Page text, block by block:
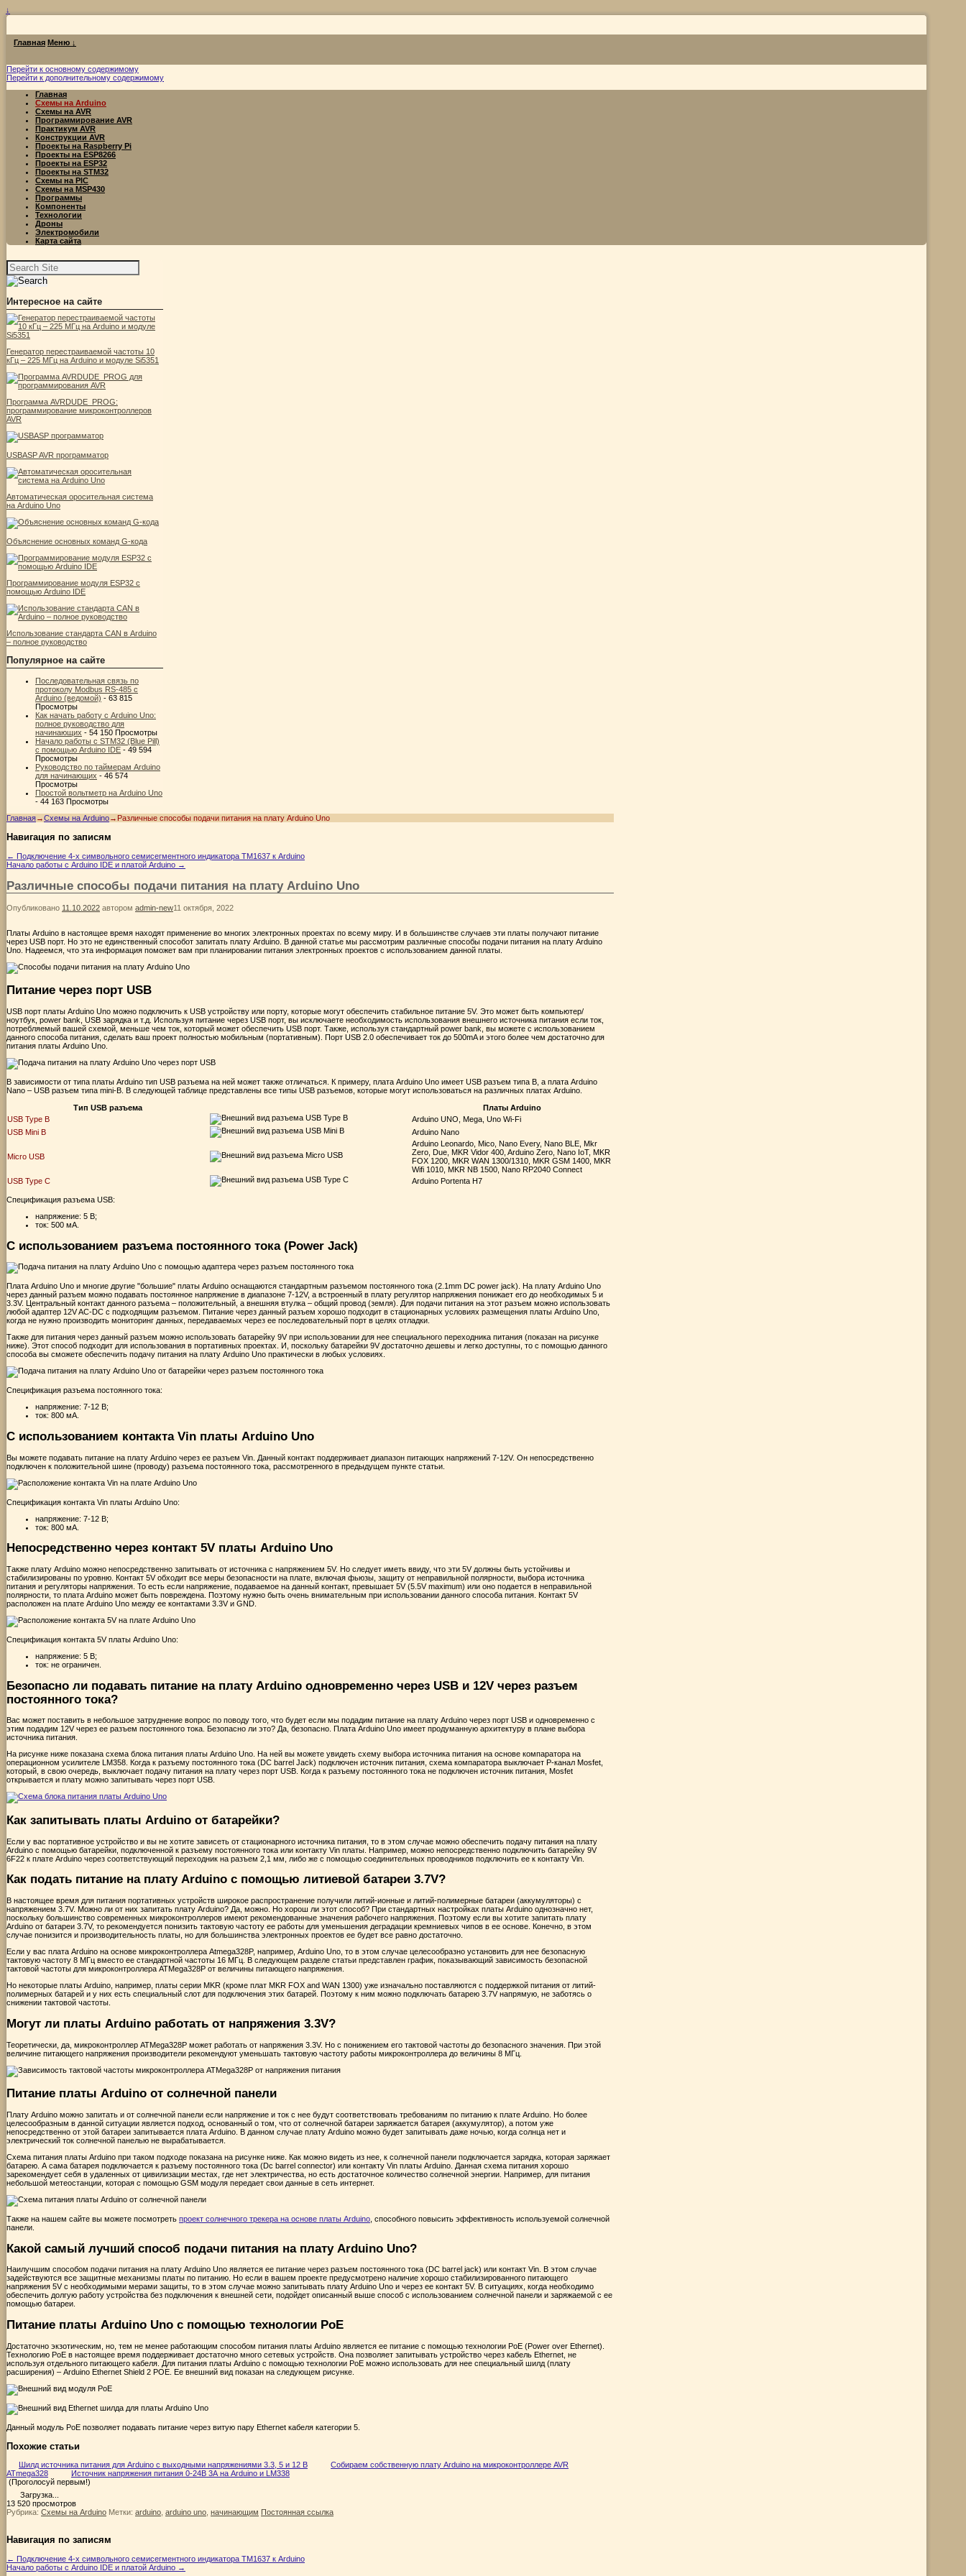
↓
Главная Меню ↓
Перейти к основному содержимому
Перейти к дополнительному содержимому
Главная
Схемы на Arduino
Схемы на AVR
Программирование AVR
Практикум AVR
Конструкции AVR
Проекты на Raspberry Pi
Проекты на ESP8266
Проекты на ESP32
Проекты на STM32
Схемы на PIC
Схемы на MSP430
Программы
Компоненты
Технологии
Дроны
Электромобили
Карта сайта
Найти:
Интересное на сайте
Генератор перестраиваемой частоты 10
кГц – 225 МГц на Arduino и модуле Si5351
Программа AVRDUDE_PROG:
программирование микроконтроллеров
AVR
USBASP AVR программатор
Автоматическая оросительная система
на Arduino Uno
Объяснение основных команд G-кода
Программирование модуля ESP32 с
помощью Arduino IDE
Использование стандарта CAN в Arduino
– полное руководство
Популярное на сайте
Последовательная связь по
протоколу Modbus RS-485 с
Arduino (ведомой) - 63 815
Просмотры
Как начать работу с Arduino Uno:
полное руководство для
начинающих - 54 150 Просмотры
Начало работы с STM32 (Blue Pill)
с помощью Arduino IDE - 49 594
Просмотры
Руководство по таймерам Arduino
для начинающих - 46 574
Просмотры
Простой вольтметр на Arduino Uno
- 44 163 Просмотры
Главная→Схемы на Arduino→ Различные способы подачи питания на плату Arduino Uno
Навигация по записям
← Подключение 4-х символьного семисегментного индикатора TM1637 к Arduino
Начало работы с Arduino IDE и платой Arduino →
Различные способы подачи питания на плату Arduino Uno
Опубликовано 11.10.2022 автором admin-new11 октября, 2022
Платы Arduino в настоящее время находят применение во многих электронных проектах по всему миру. И в большинстве случаев эти платы получают питание
через USB порт. Но это не единственный способот запитать плату Arduino. В данной статье мы рассмотрим различные способы подачи питания на плату Arduino
Uno. Надеемся, что эта информация поможет вам при планировании питания электронных проектов с использованием данной платы.
Питание через порт USB
USB порт платы Arduino Uno можно подключить к USB устройству или порту, которые могут обеспечить стабильное питание 5V. Это может быть компьютер/
ноутбук, power bank, USB зарядка и т.д. Используя питание через USB порт, вы исключаете необходимость использования внешнего источника питания если ток,
потребляемый вашей схемой, меньше чем ток, который может обеспечить USB порт. Также, используя стандартный power bank, вы можете с использованием
данного способа питания, сделать ваш проект полностью мобильным (портативным). Порт USB 2.0 обеспечивает ток до 500mA и этого более чем достаточно для
питания платы Arduino Uno.
В зависимости от типа платы Arduino тип USB разъема на ней может также отличаться. К примеру, плата Arduino Uno имеет USB разъем типа B, а плата Arduino
Nano – USB разъем типа mini-B. В следующей таблице представлены все типы USB разъемов, которые могут использоваться на различных платах Arduino.
Тип USB разъема
Платы Arduino
USB Type B
Arduino UNO, Mega, Uno Wi-Fi
USB Mini B
Arduino Nano
Micro USB
Arduino Leonardo, Mico, Nano Every, Nano BLE, Mkr
Zero, Due, MKR Vidor 400, Arduino Zero, Nano IoT, MKR
FOX 1200, MKR WAN 1300/1310, MKR GSM 1400, MKR
Wifi 1010, MKR NB 1500, Nano RP2040 Connect
USB Type C
Arduino Portenta H7
Спецификация разъема USB:
напряжение: 5 В;
ток: 500 мА.
С использованием разъема постоянного тока (Power Jack)
Плата Arduino Uno и многие другие "большие" платы Arduino оснащаются стандартным разъемом постоянного тока (2.1mm DC power jack). На плату Arduino Uno
через данный разъем можно подавать постоянное напряжение в диапазоне 7-12V, а встроенный в плату регулятор напряжения понижает его до необходимых 5 и
3.3V. Центральный контакт данного разъема – положительный, а внешняя втулка – общий провод (земля). Для подачи питания на этот разъем можно использовать
любой адаптер 12V AC-DC с подходящим разъемом. Питание через данный разъем хорошо подходит в стационарных условиях размещения платы Arduino Uno,
когда не нужно производить мониторинг данных, передаваемых через ее последовательный порт в целях отладки.
Также для питания через данный разъем можно использовать батарейку 9V при использовании для нее специального переходника питания (показан на рисунке
ниже). Этот способ подходит для использования в портативных проектах. И, поскольку батарейки 9V достаточно дешевы и легко доступны, то с помощью данного
способа вы сможете обеспечить подачу питания на плату Arduino Uno практически в любых условиях.
Спецификация разъема постоянного тока:
напряжение: 7-12 В;
ток: 800 мА.
С использованием контакта Vin платы Arduino Uno
Вы можете подавать питание на плату Arduino через ее разъем Vin. Данный контакт поддерживает диапазон питающих напряжений 7-12V. Он непосредственно
подключен к положительной шине (проводу) разъема постоянного тока, рассмотренного в предыдущем пункте статьи.
Спецификация контакта Vin платы Arduino Uno:
напряжение: 7-12 В;
ток: 800 мА.
Непосредственно через контакт 5V платы Arduino Uno
Также плату Arduino можно непосредственно запитывать от источника с напряжением 5V. Но следует иметь ввиду, что эти 5V должны быть устойчивы и
стабилизированы по уровню. Контакт 5V обходит все меры безопасности на плате, включая фьюзы, защиту от неправильной полярности, выбора источника
питания и регуляторы напряжения. То есть если напряжение, подаваемое на данный контакт, превышает 5V (5.5V maximum) или оно подается в неправильной
полярности, то плата Arduino может быть повреждена. Поэтому нужно быть очень внимательным при использовании данного способа питания. Контакт 5V
расположен на плате Arduino Uno между ее контактами 3.3V и GND.
Спецификация контакта 5V платы Arduino Uno:
напряжение: 5 В;
ток: не ограничен.
Безопасно ли подавать питание на плату Arduino одновременно через USB и 12V через разъем
постоянного тока?
Вас может поставить в небольшое затруднение вопрос по поводу того, что будет если мы подадим питание на плату Arduino через порт USB и одновременно с
этим подадим 12V через ее разъем постоянного тока. Безопасно ли это? Да, безопасно. Плата Arduino Uno имеет продуманную архитектуру в плане выбора
источника питания.
На рисунке ниже показана схема блока питания платы Arduino Uno. На ней вы можете увидеть схему выбора источника питания на основе компаратора на
операционном усилителе LM358. Когда к разъему постоянного тока (DC barrel Jack) подключен источник питания, схема компаратора выключает P-канал Mosfet,
который, в свою очередь, выключает подачу питания на плату через порт USB. Когда к разъему постоянного тока не подключен источник питания, Mosfet
открывается и плату можно запитывать через порт USB.
Как запитывать платы Arduino от батарейки?
Если у вас портативное устройство и вы не хотите зависеть от стационарного источника питания, то в этом случае можно обеспечить подачу питания на плату
Arduino с помощью батарейки, подключенной к разъему постоянного тока или контакту Vin платы. Например, можно непосредственно подключить батарейку 9V
6F22 к плате Arduino через соответствующий переходник на разъем 2,1 мм, либо же с помощью соединительных проводников подключить ее к контакту Vin.
Как подать питание на плату Arduino с помощью литиевой батареи 3.7V?
В настоящее время для питания портативных устройств широкое распространение получили литий-ионные и литий-полимерные батареи (аккумуляторы) с
напряжением 3.7V. Можно ли от них запитать плату Arduino? Да, можно. Но хорош ли этот способ? При стандартных настройках платы Arduino однозначно нет,
поскольку большинство современных микроконтроллеров имеют рекомендованные значения рабочего напряжения. Поэтому если вы хотите запитать плату
Arduino от батареи 3.7V, то рекомендуется понизить тактовую частоту ее работы для уменьшения деградации кремниевых чипов в ее основе. Конечно, в этом
случае понизится и производительность платы, но для большинства электронных проектов ее будет все равно достаточно.
Если у вас плата Arduino на основе микроконтроллера Atmega328P, например, Arduino Uno, то в этом случае целесообразно установить для нее безопасную
тактовую частоту 8 МГц вместо ее стандартной частоты 16 МГц. В следующем разделе статьи представлен график, показывающий зависимость безопасной
тактовой частоты для микроконтроллера ATMega328P от величины питающего напряжения.
Но некоторые платы Arduino, например, платы серии MKR (кроме плат MKR FOX and WAN 1300) уже изначально поставляются с поддержкой питания от литий-
полимерных батарей и у них есть специальный слот для подключения этих батарей. Поэтому к ним можно подключать батарею 3.7V напрямую, не заботясь о
снижении тактовой частоты.
Могут ли платы Arduino работать от напряжения 3.3V?
Теоретически, да, микроконтроллер ATMega328P может работать от напряжения 3.3V. Но с понижением его тактовой частоты до безопасного значения. При этой
величине питающего напряжения производители рекомендуют уменьшать тактовую частоту работы микроконтроллера до величины 8 МГц.
Питание платы Arduino от солнечной панели
Плату Arduino можно запитать и от солнечной панели если напряжение и ток с нее будут соответствовать требованиям по питанию к плате Arduino. Но более
целесообразным в данной ситуации является подход, основанный о том, что от солнечной батареи заряжается батарея (аккумулятор), а потом уже
непосредственно от этой батареи запитывается плата Arduino. В данном случае плату Arduino можно будет запитывать даже ночью, когда солнца нет и
электрический ток солнечной панелью не вырабатывается.
Схема питания платы Arduino при таком подходе показана на рисунке ниже. Как можно видеть из нее, к солнечной панели подключается зарядка, которая заряжает
батарею. А сама батарея подключается к разъему постоянного тока (Dc barrel connector) или контакту Vin платы Arduino. Данная схема питания хорошо
зарекомендует себя в удаленных от цивилизации местах, где нет электричества, но есть достаточное количество солнечной энергии. Например, для питания
небольшой метеостанции, которая с помощью GSM модуля передает свои данные в сеть интернет.
Также на нашем сайте вы можете посмотреть проект солнечного трекера на основе платы Arduino , способного повысить эффективность используемой солнечной
панели.
Какой самый лучший способ подачи питания на плату Arduino Uno?
Наилучшим способом подачи питания на плату Arduino Uno является ее питание через разъем постоянного тока (DC barrel jack) или контакт Vin. В этом случае
задействуются все защитные механизмы платы по питанию. Но если в вашем проекте предусмотрено наличие хорошо стабилизированного питающего
напряжения 5V с необходимыми мерами защиты, то в этом случае можно запитывать плату Arduino Uno и через ее контакт 5V. В ситуациях, когда необходимо
обеспечить долгую работу устройства без подключения к внешней сети, подойдет описанный выше способ с использованием солнечной панели и заряжаемой с ее
помощью батареи.
Питание платы Arduino Uno с помощью технологии PoE
Достаточно экзотическим, но, тем не менее работающим способом питания платы Arduino является ее питание с помощью технологии PoE (Power over Ethernet).
Технологию PoE в настоящее время поддерживает достаточно много сетевых устройств. Она позволяет запитывать устройство через кабель Ethernet, не
используя отдельного питающего кабеля. Для питания платы Arduino с помощью технологии PoE можно использовать для нее специальный шилд (плату
расширения) – Arduino Ethernet Shield 2 POE. Ее внешний вид показан на следующем рисунке.
Данный модуль PoE позволяет подавать питание через витую пару Ethernet кабеля категории 5.
Похожие статьи
Шилд источника питания для Arduino с выходными напряжениями 3.3, 5 и 12 В
Собираем собственную плату Arduino на микроконтроллере AVR
ATmega328
Источник напряжения питания 0-24В 3А на Arduino и LM338
(Проголосуй первым!)
Загрузка...
13 520 просмотров
Рубрика: Схемы на Arduino Метки: arduino arduino uno начинающим Постоянная ссылка
Навигация по записям
← Подключение 4-х символьного семисегментного индикатора TM1637 к Arduino
Начало работы с Arduino IDE и платой Arduino →